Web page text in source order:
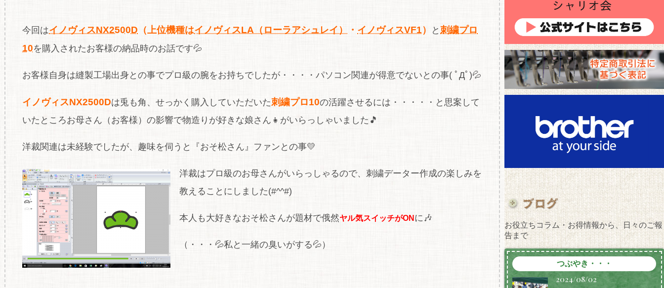
今回はイノヴィスNX2500D （上位機種はイノヴィスLA（ローラアシュレイ） ・ イノヴィスVF1） と 刺繍プロ
10を購入されたお客様の納品時のお話です💦
お客様自身は縫製工場出身との事でプロ級の腕をお持ちでしたが・・・・パソコン関連が得意でないとの事( ﾟДﾟ)💦
イノヴィスNX2500Dは兎も角、せっかく購入していただいた刺繍プロ10の活躍させるには・・・・・と思案して
いたところお母さん（お客様）の影響で物造りが好きな娘さん👧がいらっしゃいました🎵
洋裁関連は未経験でしたが、趣味を伺うと『おそ松さん』ファンとの事💛
洋裁はプロ級のお母さんがいらっしゃるので、刺繍データー作成の楽しみを
教えることにしました(#^^#)
本人も大好きなおそ松さんが題材で俄然ヤル気スイッチがON に🎶
（・・・💦私と一緒の臭いがする💦）
お役立ちコラム・お得情報から、日々のご報
告まで
つぶやき・・・
2024/08/02